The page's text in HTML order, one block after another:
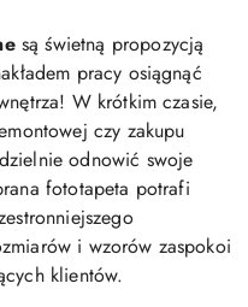
są świetną propozycją
pracy osiągnąć
W krótkim czasie,
czy zakupu
odnowić swoje
fototapeta potrafi
i wzorów zaspokoi
klientów.